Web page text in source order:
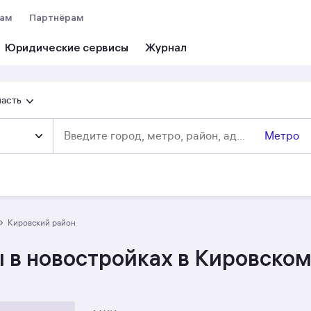
Юридические сервисы
Партнёрам
Метро
› Кировский район
новостройках в